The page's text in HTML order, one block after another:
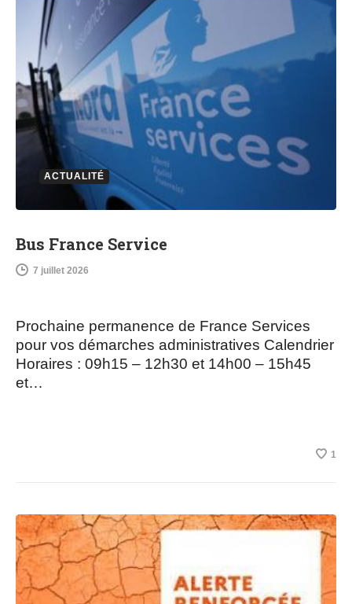
ACTUALITÉ
Bus France Service
7 juillet 2026
Prochaine permanence de France Services
pour vos démarches administratives Calendrier
Horaires : 09h15 – 12h30 et 14h00 – 15h45
et…
1